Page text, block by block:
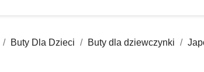
Buty Dla Dzieci Buty dla dziewczynki